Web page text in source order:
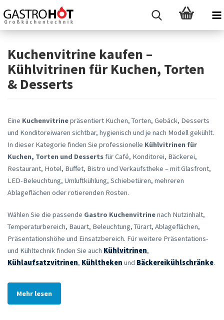
Kuchenvitrine kaufen –
Kühlvitrinen für Kuchen, Torten
& Desserts
Eine Kuchenvitrinepräsentiert Kuchen, Torten, Gebäck, Desserts
und Konditoreiwaren sichtbar, hygienisch und je nach Modell gekühlt.
In dieser Kategorie finden Sie professionelle Kühlvitrinen für
Kuchen, Torten und Dessertsfür Café, Konditorei, Bäckerei,
Restaurant, Hotel, Buffet, Bistro und Verkaufstheke – mit Glasfront,
LED-Beleuchtung, Umluftkühlung, Schiebetüren, mehreren
Ablageflächen oder rotierenden Rosten.
Wählen Sie die passende Gastro Kuchenvitrinenach Nutzinhalt,
Temperaturbereich, Bauart, Beleuchtung, Türart, Ablageflächen,
Präsentationshöhe und Einsatzbereich. Für weitere Präsentations-
und Kühltechnik finden Sie auch Kühlvitrinen,
Kühlaufsatzvitrinen, Kühltheken und Bäckereikühlschränke.
Mehr lesen